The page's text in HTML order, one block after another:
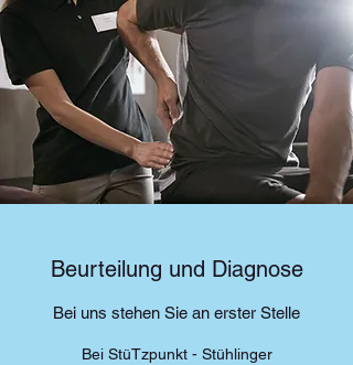
Beurteilung und Diagnose
Bei uns stehen Sie an erster Stelle
Bei StüTzpunkt - Stühlinger